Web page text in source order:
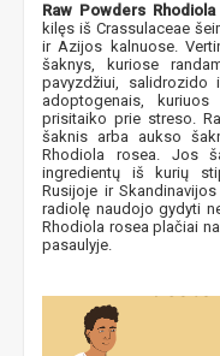
Raw Powders
kilęs iš Crassulaceae
ir Azijos kalnuose.
šaknys, kuriose
pavyzdžiui, salidrozido
adoptogenais,
prisitaiko prie streso.
šaknis arba aukso
Rhodiola rosea. Jos
ingredientų iš kurių
Rusijoje ir
radiolę naudojo gydyti
Rhodiola rosea plačiai
pasaulyje.